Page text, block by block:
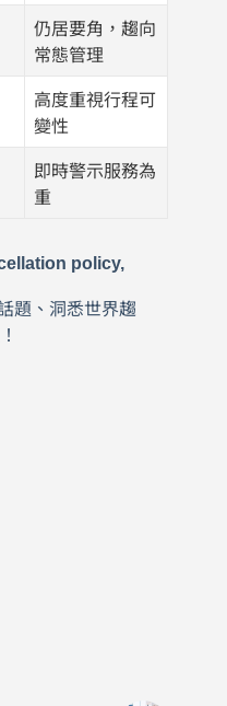
仍居要角，趨向
常態管理
高度重視行程可
變性
即時警示服務為
重
policy,
題、洞悉世界趨